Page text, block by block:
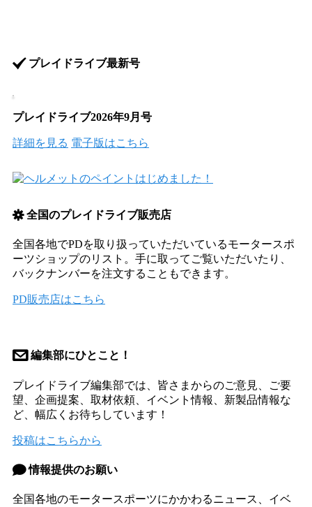
.プレイドライブ最新号
プレイドライブ2026年9月号
詳細を見る 電子版はこちら
S全国のプレイドライブ販売店
全国各地でPDを取り扱っていただいているモータースポ
ーツショップのリスト。手に取ってご覧いただいたり、
バックナンバーを注文することもできます。
PD販売店はこちら
@ 編集部にひとこと！
プレイドライブ編集部では、皆さまからのご意見、ご要
望、企画提案、取材依頼、イベント情報、新製品情報な
ど、幅広くお待ちしています！
投稿はこちらから
d情報提供のお願い
全国各地のモータースポーツにかかわるニュース、イベ